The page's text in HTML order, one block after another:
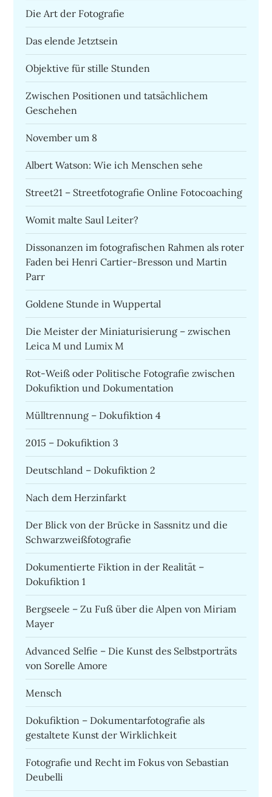
Die Art der Fotografie
Das elende Jetztsein
Objektive für stille Stunden
Zwischen Positionen und tatsächlichem
Geschehen
November um 8
Albert Watson: Wie ich Menschen sehe
Street21 – Streetfotografie Online Fotocoaching
Womit malte Saul Leiter?
Dissonanzen im fotografischen Rahmen als roter
Faden bei Henri Cartier-Bresson und Martin
Parr
Goldene Stunde in Wuppertal
Die Meister der Miniaturisierung – zwischen
Leica M und Lumix M
Rot-Weiß oder Politische Fotografie zwischen
Dokufiktion und Dokumentation
Mülltrennung – Dokufiktion 4
2015 – Dokufiktion 3
Deutschland – Dokufiktion 2
Nach dem Herzinfarkt
Der Blick von der Brücke in Sassnitz und die
Schwarzweißfotografie
Dokumentierte Fiktion in der Realität –
Dokufiktion 1
Bergseele – Zu Fuß über die Alpen von Miriam
Mayer
Advanced Selfie – Die Kunst des Selbstporträts
von Sorelle Amore
Mensch
Dokufiktion – Dokumentarfotografie als
gestaltete Kunst der Wirklichkeit
Fotografie und Recht im Fokus von Sebastian
Deubelli